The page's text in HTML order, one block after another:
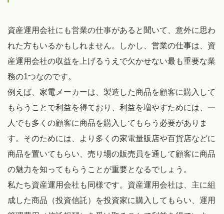
資産運用会社にも営業の仕事があると聞いて、意外に思わ
れた方もいるかもしれません。しかし、営業の仕事は、資
産運用会社の収益を上げるうえで欠かせない最も重要な業
務の1つなのです。
例えば、家電メーカーは、製造した商品を顧客に購入して
もらうことで利益を得ており、利益を増やすためには、一
人でも多くの顧客に商品を購入してもらう必要がありま
す。そのためには、より多くの家電量販店や百貨店などに
商品を置いてもらい、売り場の販売員を通して顧客に商品
の魅力を知ってもらうことが重要となるでしょう。
私たち資産運用会社も同様です。資産運用会社は、主に組
成した商品（投資信託）を投資家に購入してもらい、運用